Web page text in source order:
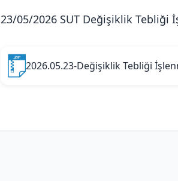
23/05/2026 SUT Değişiklik Tebliği
2026.05.23-Değişiklik Tebliği